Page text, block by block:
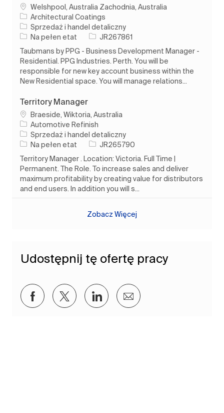
Lokalizacja
Welshpool, Australia Zachodnia, Australia
Architectural Coatings
Kategoria
Sprzedaż i handel detaliczny
Rodzaj pracy
Na pełen etat Identyfikator zadania
JR267861
Taubmans by PPG - Business Development Manager -
Residential. PPG Industries. Perth. You will be
responsible for new key account business within the
New Residential space. You will manage relations...
Territory Manager
Lokalizacja
Braeside, Wiktoria, Australia
Automotive Refinish
Kategoria
Sprzedaż i handel detaliczny
Rodzaj pracy
Na pełen etat Identyfikator zadania
JR265790
Territory Manager . Location: Victoria. Full Time |
Permanent. The Role. To increase sales and deliver
maximum profitability by creating value for distributors
and end users. In addition you will s...
Zobacz Więcej
Udostępnij tę ofertę pracy
Udostępnij przez Facebook
Udostępnij przez twitter
Udostępnij przez LinkedIn
Udostępnij przez